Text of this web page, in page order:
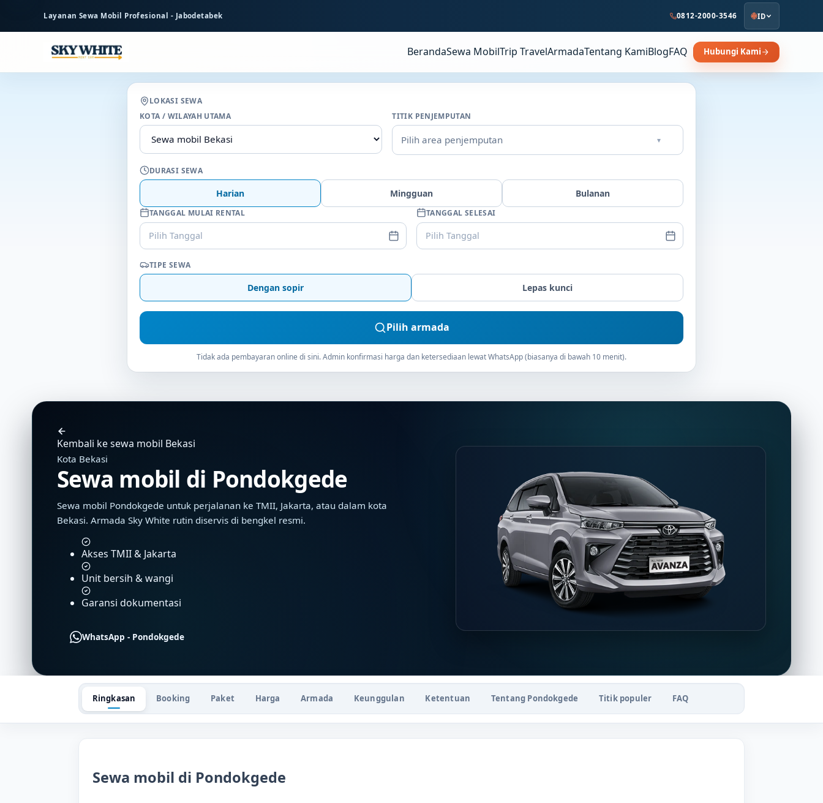
Layanan Sewa Mobil Profesional - Jabodetabek 0812-2000-3546 ID
BerandaSewa MobilTrip TravelArmadaTentang KamiBlogFAQ Hubungi Kami
LOKASI SEWA
KOTA / WILAYAH UTAMA
TITIK PENJEMPUTAN
Pilih area penjemputan ▾
DURASI SEWA
Harian Mingguan Bulanan
TANGGAL MULAI RENTAL
Pilih Tanggal
TANGGAL SELESAI
Pilih Tanggal
TIPE SEWA
Dengan sopir Lepas kunci
Pilih armada
Tidak ada pembayaran online di sini. Admin konfirmasi harga dan ketersediaan lewat WhatsApp (biasanya di bawah 10 menit).
Kembali ke sewa mobil Bekasi
Kota Bekasi
Sewa mobil di Pondokgede
Sewa mobil Pondokgede untuk perjalanan ke TMII, Jakarta, atau dalam kota
Bekasi. Armada Sky White rutin diservis di bengkel resmi.
Akses TMII & Jakarta
Unit bersih & wangi
Garansi dokumentasi
WhatsApp - Pondokgede
Ringkasan Booking Paket Harga Armada Keunggulan Ketentuan Tentang Pondokgede Titik populer FAQ
Sewa mobil di Pondokgede